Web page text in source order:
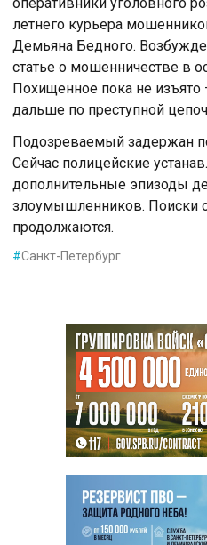
летнего курьера
Демьяна Бедного.
статье о мошенничестве в
Похищенное пока не
дальше по преступной
Подозреваемый задержан
Сейчас полицейские
дополнительные эпизоды
злоумышленников. Поиски
продолжаются.
#Санкт-Петербург